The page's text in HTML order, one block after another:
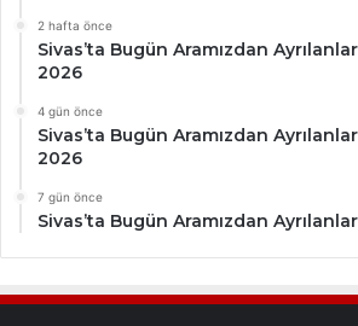
2 hafta önce
Sivas’ta Bugün Aramızdan
2026
4 gün önce
Sivas’ta Bugün Aramızdan
2026
7 gün önce
Sivas’ta Bugün Aramızdan